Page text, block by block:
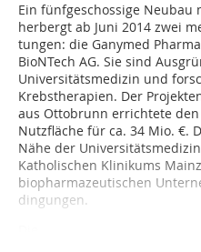
Ein fünfgeschossige
herbergt ab Juni 2014 zwei
tungen: die Ganymed
BioNTech AG. Sie sind
Universitätsmedizin und
Krebstherapien. Der
aus Ottobrunn errichtete den
Nutzfläche für ca. 34 Mio. €.
Nähe der
Katholischen Klini­kums
biopharmazeutischen
dingungen.